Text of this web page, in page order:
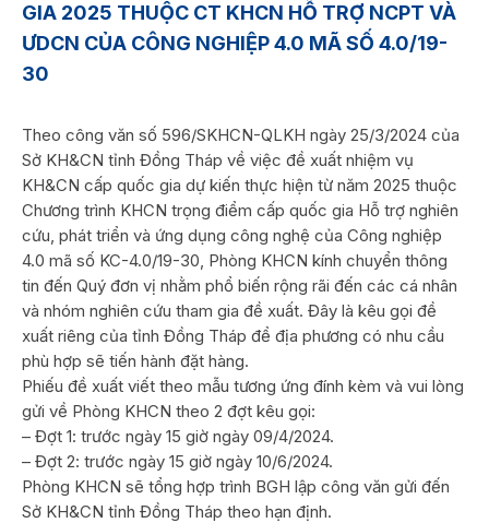
GIA 2025 THUỘC CT KHCN HỖ TRỢ NCPT VÀ
ƯDCN CỦA CÔNG NGHIỆP 4.0 MÃ SỐ 4.0/19-
30
Theo công văn số 596/SKHCN-QLKH ngày 25/3/2024 của
Sở KH&CN tỉnh Đồng Tháp về việc đề xuất nhiệm vụ
KH&CN cấp quốc gia dự kiến thực hiện từ năm 2025 thuộc
Chương trình KHCN trọng điểm cấp quốc gia Hỗ trợ nghiên
cứu, phát triển và ứng dụng công nghệ của Công nghiệp
4.0 mã số KC-4.0/19-30, Phòng KHCN kính chuyển thông
tin đến Quý đơn vị nhằm phổ biến rộng rãi đến các cá nhân
và nhóm nghiên cứu tham gia đề xuất. Đây là kêu gọi đề
xuất riêng của tỉnh Đồng Tháp để địa phương có nhu cầu
phù hợp sẽ tiến hành đặt hàng.
Phiếu đề xuất viết theo mẫu tương ứng đính kèm và vui lòng
gửi về Phòng KHCN theo 2 đợt kêu gọi:
– Đợt 1: trước ngày 15 giờ ngày 09/4/2024.
– Đợt 2: trước ngày 15 giờ ngày 10/6/2024.
Phòng KHCN sẽ tổng hợp trình BGH lập công văn gửi đến
Sở KH&CN tỉnh Đồng Tháp theo hạn định.